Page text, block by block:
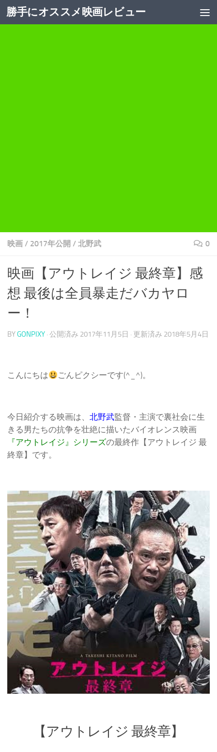
コンテンツへスキップ
勝手にオススメ映画レビュー
映画 / 2017年公開 / 北野武 0
映画【アウトレイジ 最終章】感
想 最後は全員暴走だバカヤロ
ー！
BYGONPIXY · 公開済み 2017年11月5日 · 更新済み 2018年5月4日
こんにちは ごんピクシーです(^_^)。
今日紹介する映画は、 北野武監督・主演で裏社会に生
きる男たちの抗争を壮絶に描いたバイオレンス映画
『アウトレイジ』シリーズの最終作【アウトレイジ 最
終章】です。
【アウトレイジ 最終章】